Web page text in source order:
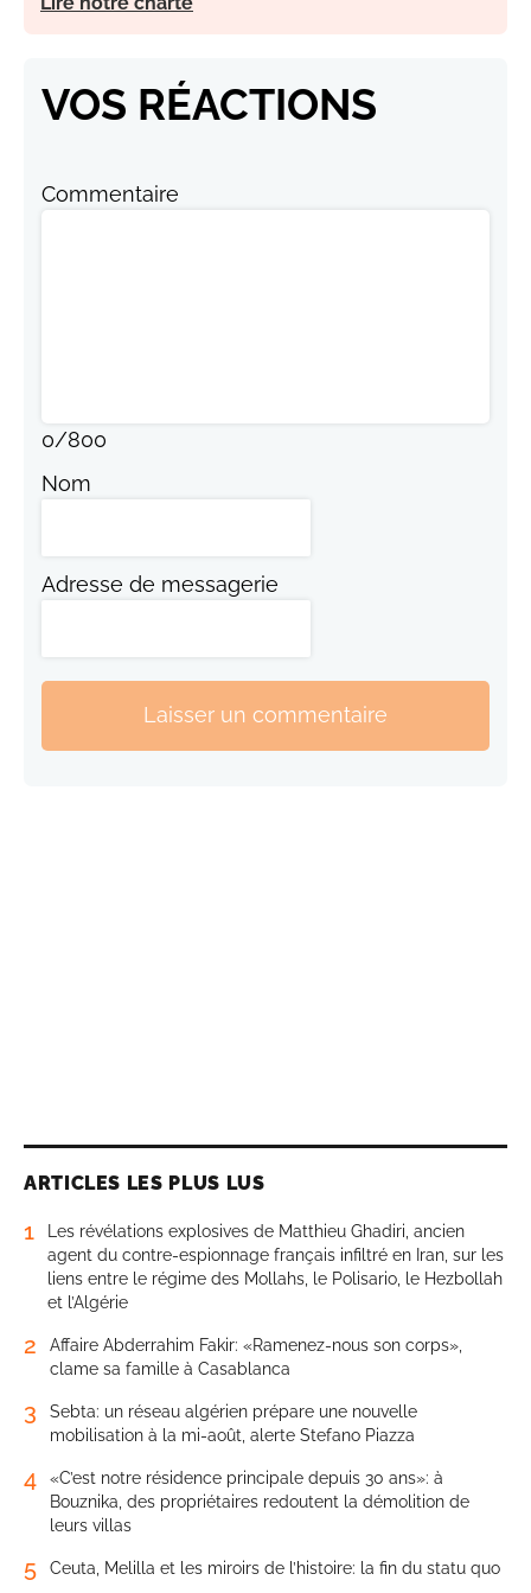
VOS RÉACTIONS
Commentaire
0/800
Nom
Adresse de messagerie
Laisser un commentaire
ARTICLES LES PLUS LUS
1
Les révélations explosives de Matthieu Ghadiri, ancien
agent du contre-espionnage français infiltré en Iran, sur les
liens entre le régime des Mollahs, le Polisario, le Hezbollah
et l’Algérie
2
Affaire Abderrahim Fakir: «Ramenez-nous son corps»,
clame sa famille à Casablanca
3
Sebta: un réseau algérien prépare une nouvelle
mobilisation à la mi-août, alerte Stefano Piazza
4
«C’est notre résidence principale depuis 30 ans»: à
Bouznika, des propriétaires redoutent la démolition de
leurs villas
5 Ceuta, Melilla et les miroirs de l’histoire: la fin du statu quo